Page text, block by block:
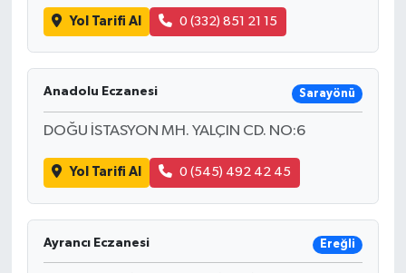
Yol Tarifi Al 0 (332) 851 21 15
Anadolu Eczanesi Sarayönü
DOĞU İSTASYON MH. YALÇIN CD. NO:6
Yol Tarifi Al 0 (545) 492 42 45
Ayrancı Eczanesi Ereğli